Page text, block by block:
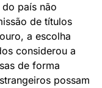
país não
de títulos
a escolha
considerou a
de forma
possam